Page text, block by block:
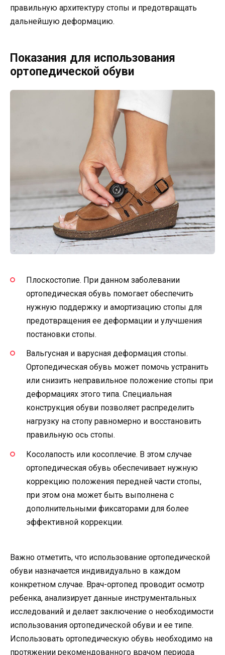
правильную архитектуру стопы и предотвращать
дальнейшую деформацию.
Показания для использования
ортопедической обуви
Плоскостопие. При данном заболевании
ортопедическая обувь помогает обеспечить
нужную поддержку и амортизацию стопы для
предотвращения ее деформации и улучшения
постановки стопы.
Вальгусная и варусная деформация стопы.
Ортопедическая обувь может помочь устранить
или снизить неправильное положение стопы при
деформациях этого типа. Специальная
конструкция обуви позволяет распределить
нагрузку на стопу равномерно и восстановить
правильную ось стопы.
Косолапость или косоплечие. В этом случае
ортопедическая обувь обеспечивает нужную
коррекцию положения передней части стопы,
при этом она может быть выполнена с
дополнительными фиксаторами для более
эффективной коррекции.
Важно отметить, что использование ортопедической
обуви назначается индивидуально в каждом
конкретном случае. Врач-ортопед проводит осмотр
ребенка, анализирует данные инструментальных
исследований и делает заключение о необходимости
использования ортопедической обуви и ее типе.
Использовать ортопедическую обувь необходимо на
протяжении рекомендованного врачом периода